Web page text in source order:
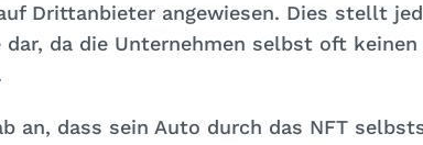
Drittanbieter angewiesen. Dies stellt
da die Unternehmen selbst oft
an, dass sein Auto durch das NFT